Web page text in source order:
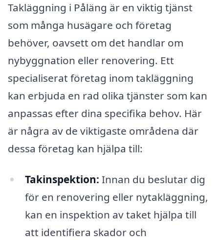
Takläggning i Påläng är en viktig tjänst
som många husägare och företag
behöver, oavsett om det handlar om
nybyggnation eller renovering. Ett
specialiserat företag inom takläggning
kan erbjuda en rad olika tjänster som kan
anpassas efter dina specifika behov. Här
är några av de viktigaste områdena där
dessa företag kan hjälpa till:
Takinspektion: Innan du beslutar dig
för en renovering eller nytakläggning,
kan en inspektion av taket hjälpa till
att identifiera skador och